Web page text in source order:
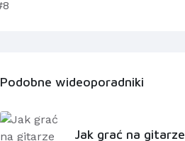
Podobne wideoporadniki
Jak grać na gitarze